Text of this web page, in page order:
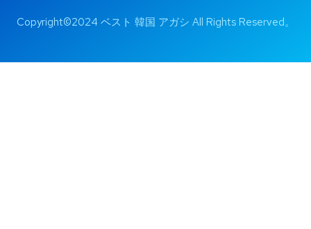
Copyright©2024 ベスト 韓国 アガシ All Rights Reserved。